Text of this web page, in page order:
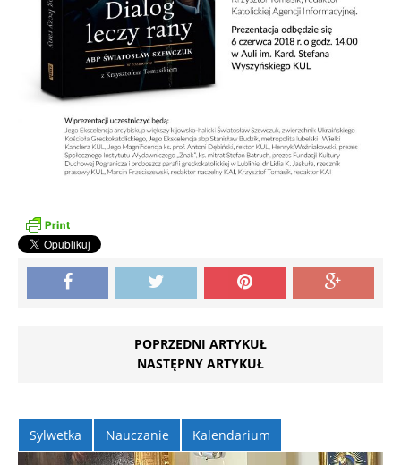
POPRZEDNI ARTYKUŁ
NASTĘPNY ARTYKUŁ
Sylwetka Nauczanie Kalendarium